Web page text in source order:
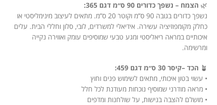
🌿 הצמח – נשפך כדורים 90 ס״מ דגם 365:
נשפך כדורים בגובה 90 ס”מ וקוטר 20 ס”מ. מתאים לעיצוב מינימליסטי או
כחלק מקומפוזיציה עשירה. אידיאלי למשרדים, לובי, סלון וחללי הבית. עלים
איכותיים במראה ריאליסטי ומגע טבעי שמוסיפים עומק ואווירה נקייה
ומרשימה.
🪴 הכד –קיסר 30 ס״מ דגם 459:
• עשוי בטון איכותי, מתאים לשימוש פנים וחוץ
• מראה מודרני שמוסיף נוכחות מעודנת לכל חלל
• מושלם להצבה בנישות, על שולחנות ומדפים